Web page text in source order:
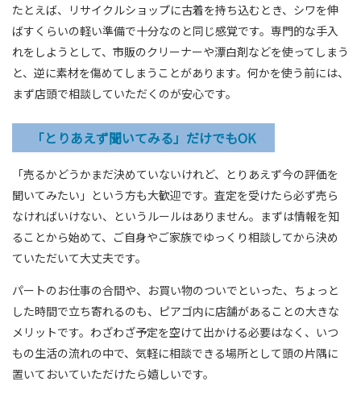
たとえば、リサイクルショップに古着を持ち込むとき、シワを伸
ばすくらいの軽い準備で十分なのと同じ感覚です。専門的な手入
れをしようとして、市販のクリーナーや漂白剤などを使ってしまう
と、逆に素材を傷めてしまうことがあります。何かを使う前には、
まず店頭で相談していただくのが安心です。
「とりあえず聞いてみる」だけでもOK
「売るかどうかまだ決めていないけれど、とりあえず今の評価を
聞いてみたい」という方も大歓迎です。査定を受けたら必ず売ら
なければいけない、というルールはありません。まずは情報を知
ることから始めて、ご自身やご家族でゆっくり相談してから決め
ていただいて大丈夫です。
パートのお仕事の合間や、お買い物のついでといった、ちょっと
した時間で立ち寄れるのも、ピアゴ内に店舗があることの大きな
メリットです。わざわざ予定を空けて出かける必要はなく、いつ
もの生活の流れの中で、気軽に相談できる場所として頭の片隅に
置いておいていただけたら嬉しいです。